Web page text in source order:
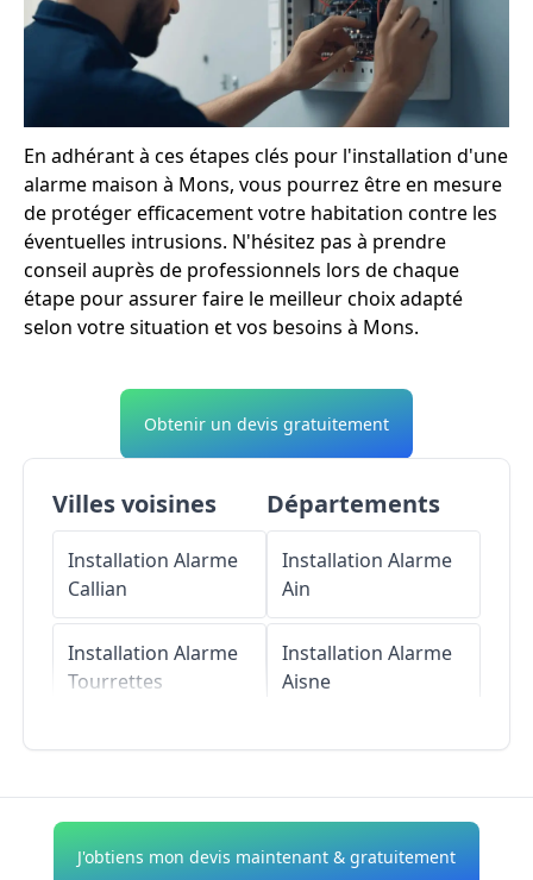
En adhérant à ces étapes clés pour l'installation d'une
alarme maison à Mons, vous pourrez être en mesure
de protéger efficacement votre habitation contre les
éventuelles intrusions. N'hésitez pas à prendre
conseil auprès de professionnels lors de chaque
étape pour assurer faire le meilleur choix adapté
selon votre situation et vos besoins à Mons.
Obtenir un devis gratuitement
Villes voisines
Installation Alarme
Callian
Installation Alarme
Tourrettes
Installation Alarme
Siagne
Installation Alarme
Départements
Installation Alarme
Ain
Installation Alarme
Aisne
Installation Alarme
Alpes-de-Haute-
J'obtiens mon devis maintenant & gratuitement